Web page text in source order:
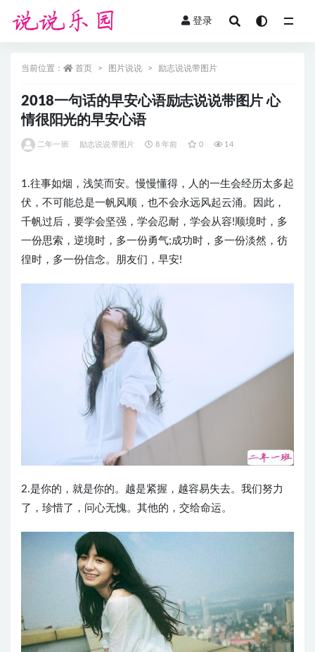
登录
当前位置： 首页 图片说说 励志说说带图片
2018一句话的早安心语励志说说带图片 心
情很阳光的早安心语
二年一班 励志说说带图片 8 年前 0 14
1.往事如烟，浅笑而安。慢慢懂得，人的一生会经历太多起
伏，不可能总是一帆风顺，也不会永远风起云涌。因此，
千帆过后，要学会坚强，学会忍耐，学会从容!顺境时，多
一份思索，逆境时，多一份勇气;成功时，多一份淡然，彷
徨时，多一份信念。朋友们，早安!
2.是你的，就是你的。越是紧握，越容易失去。我们努力
了，珍惜了，问心无愧。其他的，交给命运。